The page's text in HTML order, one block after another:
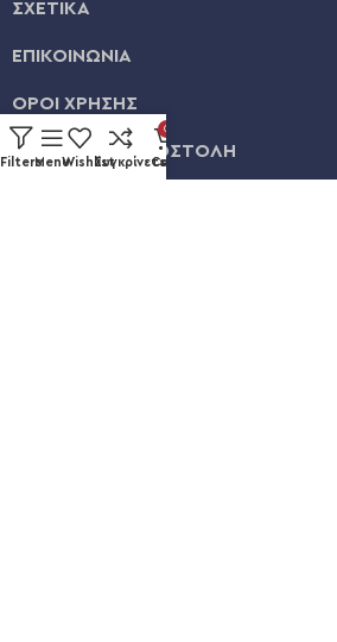
ΣΧΕΤΙΚΑ
ΕΠΙΚΟΙΝΩΝΙΑ
ΟΡΟΙ ΧΡΗΣΗΣ
ΠΛΗΡΩΜΗ & ΑΠΟΣΤΟΛΗ
FiltersMenuWishlistΣυγκρίνετε
0
Cart